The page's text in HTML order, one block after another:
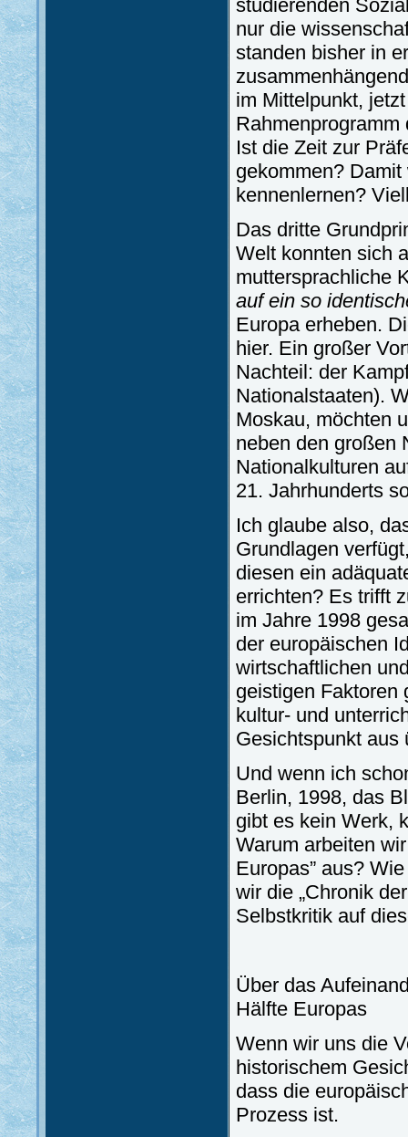
studierenden
nur die
standen bisher in
im Mittelpunkt,
Ist die Zeit zur
gekommen?
kennenlernen?
Das dritte
Welt konnten sich
muttersprachliche
auf ein so
Europa erheben.
hier. Ein großer
Nachteil: der
Nationalstaaten).
Moskau, möchten
neben den großen
Nationalkulturen
21. Jahrhunderts
Ich glaube also,
Grundlagen
diesen ein
errichten? Es trifft
im Jahre 1998
der europäischen
wirtschaftlichen
geistigen Faktoren
kultur- und
Gesichtspunkt aus
Und wenn ich
Berlin, 1998, das
gibt es kein Werk,
Warum arbeiten
Europas” aus?
wir die „Chronik
Selbstkritik auf
Über das
Hälfte Europas
Wenn wir uns die
historischem
dass die
Prozess ist.